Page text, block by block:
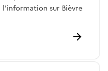
sur Bièvre